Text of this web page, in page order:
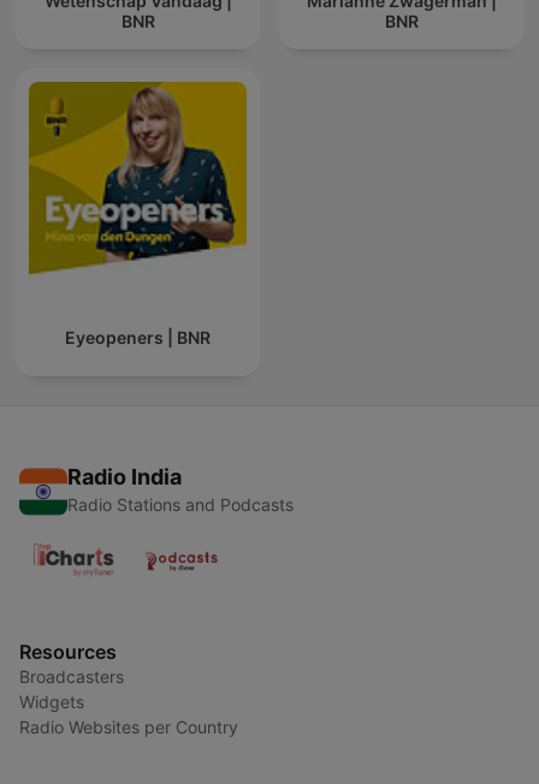
BNR
BNR
Eyeopeners | BNR
Radio India
Radio Stations and Podcasts
Resources
Broadcasters
Widgets
Radio Websites per Country